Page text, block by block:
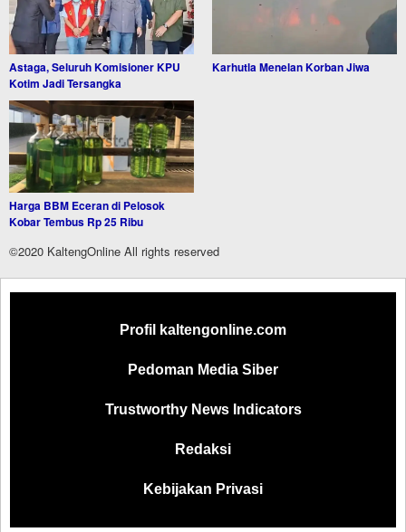
Astaga, Seluruh Komisioner KPU
Kotim Jadi Tersangka
Karhutla Menelan Korban Jiwa
Harga BBM Eceran di Pelosok
Kobar Tembus Rp 25 Ribu
©2020 KaltengOnline All rights reserved
Profil kaltengonline.com
Pedoman Media Siber
Trustworthy News Indicators
Redaksi
Kebijakan Privasi